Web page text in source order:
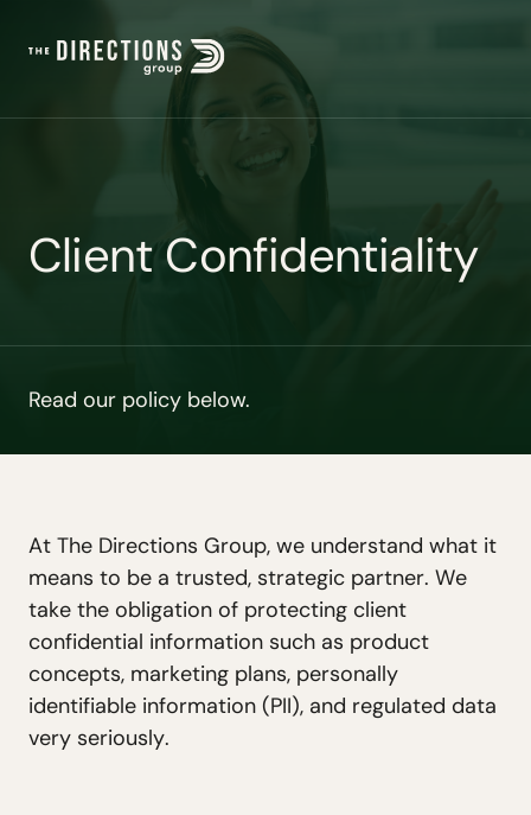
Client Confidentiality
Read our policy below.
At The Directions Group, we understand what it
means to be a trusted, strategic partner. We
take the obligation of protecting client
confidential information such as product
concepts, marketing plans, personally
identifiable information (PII), and regulated data
very seriously.